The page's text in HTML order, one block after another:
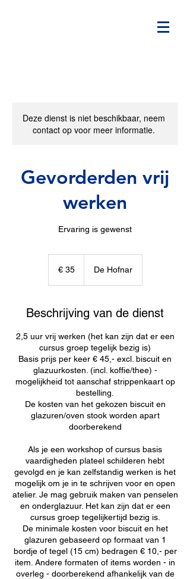
Deze dienst is niet beschikbaar, neem
contact op voor meer informatie.
Gevorderden vrij
werken
Ervaring is gewenst
€ 35 De Hofnar
Beschrijving van de dienst
2,5 uur vrij werken (het kan zijn dat er een
cursus groep tegelijk bezig is)
Basis prijs per keer € 45,- excl. biscuit en
glazuurkosten. (incl. koffie/thee) -
mogelijkheid tot aanschaf strippenkaart op
bestelling.
De kosten van het gekozen biscuit en
glazuren/oven stook worden apart
doorberekend
Als je een workshop of cursus basis
vaardigheden plateel schilderen hebt
gevolgd en je kan zelfstandig werken is het
mogelijk om je in te schrijven voor en open
atelier. Je mag gebruik maken van penselen
en onderglazuur. Het kan zijn dat er een
cursus groep tegelijkertijd bezig is.
De minimale kosten voor biscuit en het
glazuren gebaseerd op formaat van 1
bordje of tegel (15 cm) bedragen € 10,- per
item. Andere formaten of items worden - in
overleg - doorberekend afhankelijk van de